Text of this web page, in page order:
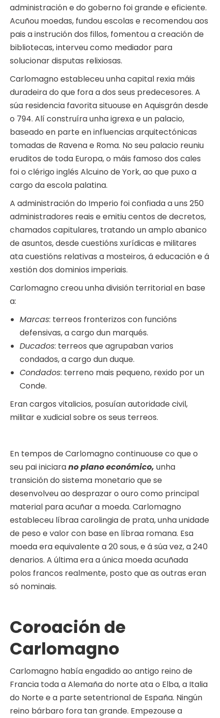
administración e do goberno foi grande e eficiente.
Acuñou moedas, fundou escolas e recomendou aos
pais a instrución dos fillos, fomentou a creación de
bibliotecas, interveu como mediador para
solucionar disputas relixiosas.
Carlomagno estableceu unha capital rexia máis
duradeira do que fora a dos seus predecesores. A
súa residencia favorita situouse en Aquisgrán desde
o 794. Alí construíra unha igrexa e un palacio,
baseado en parte en influencias arquitectónicas
tomadas de Ravena e Roma. No seu palacio reuniu
eruditos de toda Europa, o máis famoso dos cales
foi o clérigo inglés Alcuino de York, ao que puxo a
cargo da escola palatina.
A administración do Imperio foi confiada a uns 250
administradores reais e emitiu centos de decretos,
chamados capitulares, tratando un amplo abanico
de asuntos, desde cuestións xurídicas e militares
ata cuestións relativas a mosteiros, á educación e á
xestión dos dominios imperiais.
Carlomagno creou unha división territorial en base
a:
Marcas: terreos fronterizos con funcións
defensivas, a cargo dun marqués.
Ducados: terreos que agrupaban varios
condados, a cargo dun duque.
Condados: terreno mais pequeno, rexido por un
Conde.
Eran cargos vitalicios, posuían autoridade civil,
militar e xudicial sobre os seus terreos.
En tempos de Carlomagno continuouse co que o
seu pai iniciarano plano económico, unha
transición do sistema monetario que se
desenvolveu ao desprazar o ouro como principal
material para acuñar a moeda. Carlomagno
estableceu líbraa carolingia de prata, unha unidade
de peso e valor con base en líbraa romana. Esa
moeda era equivalente a 20 sous, e á súa vez, a 240
denarios. A última era a única moeda acuñada
polos francos realmente, posto que as outras eran
só nominais.
Coroación de
Carlomagno
Carlomagno había engadido ao antigo reino de
Francia toda a Alemaña do norte ata o Elba, a Italia
do Norte e a parte setentrional de España. Ningún
reino bárbaro fora tan grande. Empezouse a